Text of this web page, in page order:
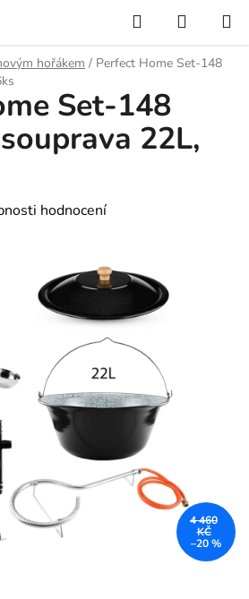
Hledat
KOŠÍK
hořákem / Perfect Home Set-148
Set-148
22L,
hodnocení
4 460
KČ
–20 %